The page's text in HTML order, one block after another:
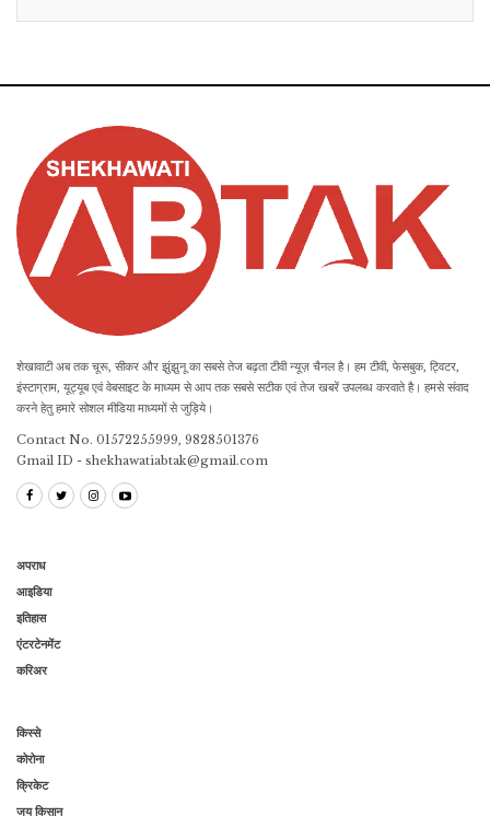
शेखावाटी अब तक चूरू, सीकर और झुंझुनू का सबसे तेज बढ़ता टीवी न्यूज़ चैनल है। हम टीवी, फेसबुक, ट्विटर,
इंस्टाग्राम, यूट्यूब एवं वेबसाइट के माध्यम से आप तक सबसे सटीक एवं तेज खबरें उपलब्ध करवाते है। हमसे संवाद
करने हेतु हमारे सोशल मीडिया माध्यमों से जुड़िये।
Contact No. 01572255999, 9828501376
Gmail ID - shekhawatiabtak@gmail.com
अपराध
आइडिया
इतिहास
एंटरटेनमेंट
करिअर
किस्से
कोरोना
क्रिकेट
जय किसान